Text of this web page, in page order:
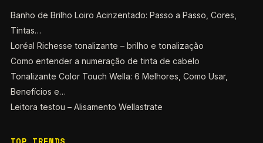
Banho de Brilho Loiro Acinzentado: Passo a Passo, Cores,
Tintas…
Loréal Richesse tonalizante – brilho e tonalização
Como entender a numeração de tinta de cabelo
Tonalizante Color Touch Wella: 6 Melhores, Como Usar,
Benefícios e…
Leitora testou – Alisamento Wellastrate